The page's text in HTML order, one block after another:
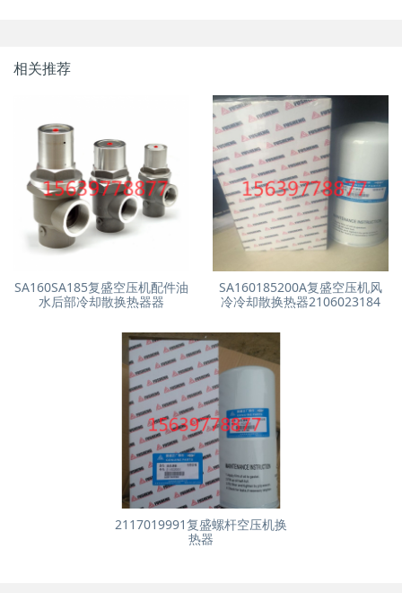
相关推荐
SA160SA185复盛空压机配件油
水后部冷却散换热器器
SA160185200A复盛空压机风
冷冷却散换热器2106023184
2117019991复盛螺杆空压机换
热器